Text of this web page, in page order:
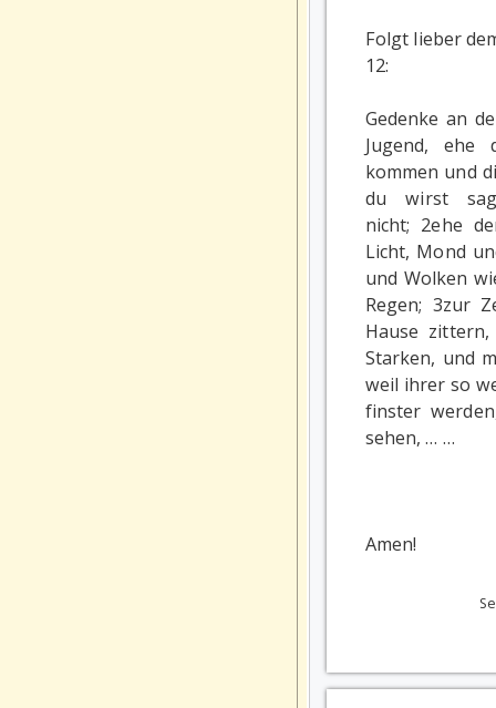
Folgt lieber
12:
Gedenke an
Jugend, ehe
kommen und
du wirst
nicht; 2ehe
Licht, Mond
und Wolken
Regen; 3zur
Hause
Starken, und
weil ihrer so
finster
sehen, … …
Amen!